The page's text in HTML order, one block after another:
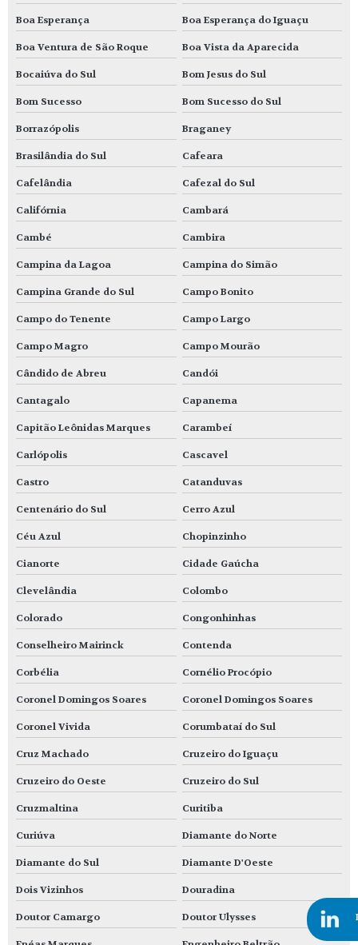
Boa Esperança Boa Esperança do Iguaçu
Boa Ventura de São Roque Boa Vista da Aparecida
Bocaiúva do Sul Bom Jesus do Sul
Bom Sucesso Bom Sucesso do Sul
Borrazópolis Braganey
Brasilândia do Sul Cafeara
Cafelândia Cafezal do Sul
Califórnia Cambará
Cambé Cambira
Campina da Lagoa Campina do Simão
Campina Grande do Sul Campo Bonito
Campo do Tenente Campo Largo
Campo Magro Campo Mourão
Cândido de Abreu Candói
Cantagalo Capanema
Capitão Leônidas Marques Carambeí
Carlópolis Cascavel
Castro Catanduvas
Centenário do Sul Cerro Azul
Céu Azul Chopinzinho
Cianorte Cidade Gaúcha
Clevelândia Colombo
Colorado Congonhinhas
Conselheiro Mairinck Contenda
Corbélia Cornélio Procópio
Coronel Domingos Soares Coronel Domingos Soares
Coronel Vivida Corumbataí do Sul
Cruz Machado Cruzeiro do Iguaçu
Cruzeiro do Oeste Cruzeiro do Sul
Cruzmaltina Curitiba
Curiúva Diamante do Norte
Diamante do Sul Diamante D'Oeste
Dois Vizinhos Douradina
Doutor Camargo Doutor Ulysses